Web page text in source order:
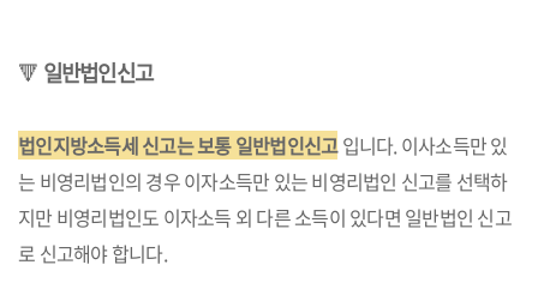
🔻 일반법인신고
법인지방소득세 신고는 보통 일반법인신고입니다. 이사소득만 있
는 비영리법인의 경우 이자소득만 있는 비영리법인 신고를 선택하
지만 비영리법인도 이자소득 외 다른 소득이 있다면 일반법인 신고
로 신고해야 합니다.